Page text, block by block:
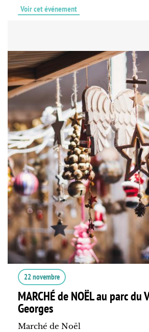
Voir cet événement
22 novembre
MARCHÉ de NOËL au parc du
Georges
Marché de Noël